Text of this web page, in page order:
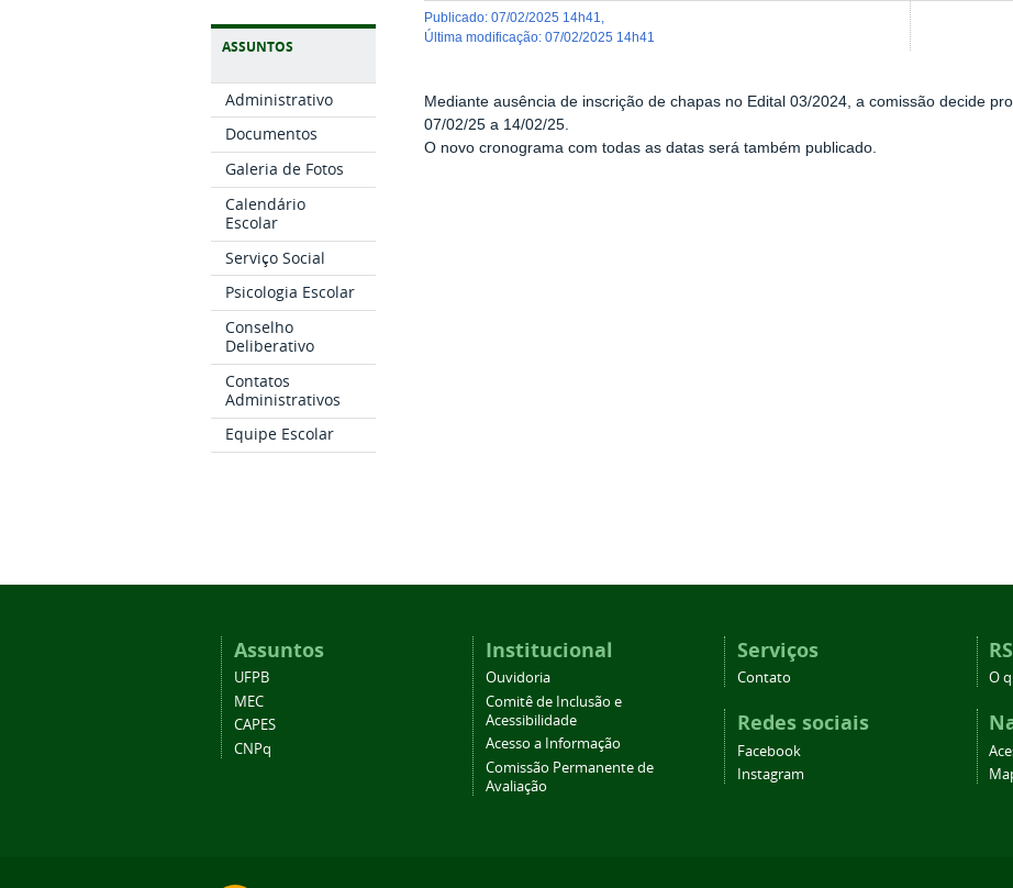
ASSUNTOS
Administrativo
Documentos
Galeria de Fotos
Calendário
Escolar
Serviço Social
Psicologia Escolar
Conselho
Deliberativo
Contatos
Administrativos
Equipe Escolar
publicado:07/02/2025 14h41
última modificação:07/02/2025 14h41
Mediante ausência de inscrição de chapas no Edital 03/2024, a comissão decide
07/02/25 a 14/02/25.
O novo cronograma com todas as datas será também publicado.
Assuntos
UFPB
MEC
CAPES
CNPq
Institucional
Ouvidoria
Comitê de Inclusão e
Acessibilidade
Acesso a Informação
Comissão Permanente de
Avaliação
Serviços
Contato
Redes sociais
Facebook
Instagram
O